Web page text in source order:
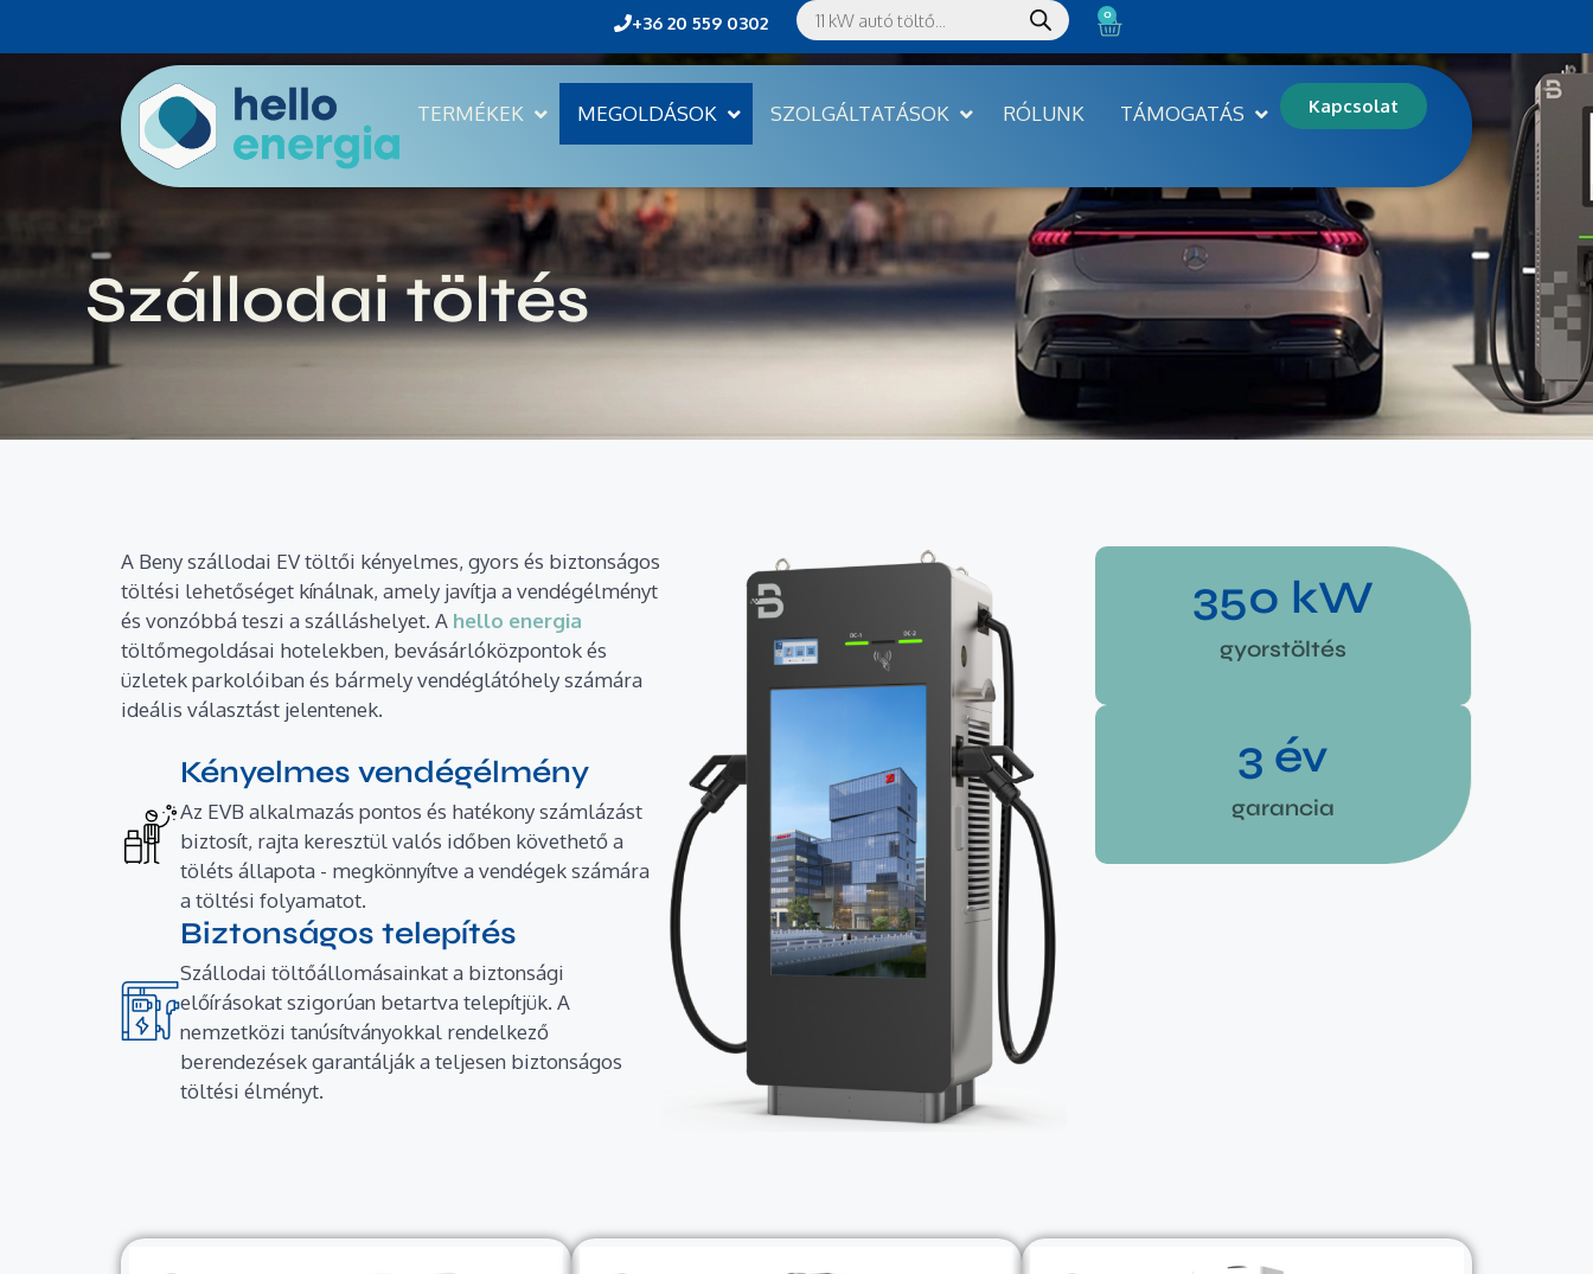
+36 20 559 0302 0
TERMÉKEK MEGOLDÁSOK SZOLGÁLTATÁSOK RÓLUNK TÁMOGATÁS Kapcsolat
Szállodai töltés
A Beny szállodai EV töltői kényelmes, gyors és biztonságos
töltési lehetőséget kínálnak, amely javítja a vendégélményt
és vonzóbbá teszi a szálláshelyet. A hello energia
töltőmegoldásai hotelekben, bevásárlóközpontok és
üzletek parkolóiban és bármely vendéglátóhely számára
ideális választást jelentenek.
Kényelmes vendégélmény
Az EVB alkalmazás pontos és hatékony számlázást
biztosít, rajta keresztül valós időben követhető a
töléts állapota - megkönnyítve a vendégek számára
a töltési folyamatot.
Biztonságos telepítés
Szállodai töltőállomásainkat a biztonsági
előírásokat szigorúan betartva telepítjük. A
nemzetközi tanúsítványokkal rendelkező
berendezések garantálják a teljesen biztonságos
töltési élményt.
gyorstöltés
350 kW
garancia
3 év